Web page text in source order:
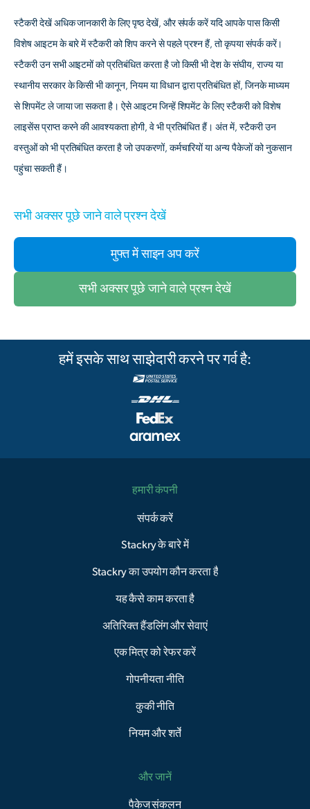
स्टैकरी देखेंअधिक जानकारी के लिए पृष्ठ देखें, और संपर्क करें यदि आपके पास किसी
विशेष आइटम के बारे में स्टैकरी को शिप करने से पहले प्रश्न हैं, तो कृपया संपर्क करें।
स्टैकरी उन सभी आइटमों को प्रतिबंधित करता है जो किसी भी देश के संघीय, राज्य या
स्थानीय सरकार के किसी भी कानून, नियम या विधान द्वारा प्रतिबंधित हों, जिनके माध्यम
से शिपमेंट ले जाया जा सकता है। ऐसे आइटम जिन्हें शिपमेंट के लिए स्टैकरी को विशेष
लाइसेंस प्राप्त करने की आवश्यकता होगी, वे भी प्रतिबंधित हैं। अंत में, स्टैकरी उन
वस्तुओं को भी प्रतिबंधित करता है जो उपकरणों, कर्मचारियों या अन्य पैकेजों को नुकसान
पहुंचा सकती हैं।
सभी अक्सर पूछे जाने वाले प्रश्न देखें
मुफ्त में साइन अप करें
सभी अक्सर पूछे जाने वाले प्रश्न देखें
हमें इसके साथ साझेदारी करने पर गर्व है:
हमारी कंपनी
संपर्क करें
Stackry के बारे में
Stackry का उपयोग कौन करता है
यह कैसे काम करता है
अतिरिक्त हैंडलिंग और सेवाएं
एक मित्र को रेफर करें
गोपनीयता नीति
कुकी नीति
नियम और शर्तें
और जानें
पैकेज संकलन